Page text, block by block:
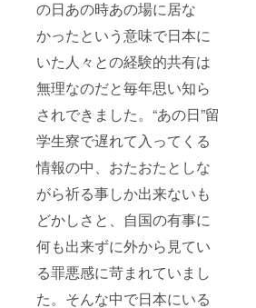
の日あの時あの場に居な
かったという意味で日本に
いた人々との経験的共有は
無理なのだと毎年思い知ら
されできました。“あの日”留
学生寮で遅れて入ってくる
情報の中、おたおたとしな
がら祈る事しか出来ないも
どかしさと、自国の有事に
何も出来ずに外から見てい
る罪悪感に苛まれていまし
た。そんな中で日本にいる